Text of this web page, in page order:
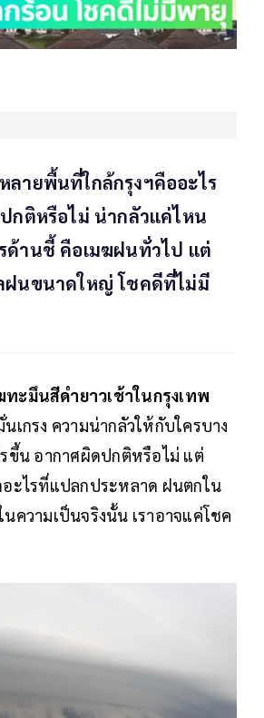
ลายพื้นที่ใกล้กรุงฯคืออะไร
กติหรือไม่ น่ากลัวแค่ไหน
ด้านชี้ คือเมฆฝนทั่วไป แต่
ฝนขนาดใหญ่ โชคดีที่ไม่มี
ะมึนสีดำยาวเช้าในกรุงเทพ
เกรง ความน่ากลัวให้กับใครบาง
ขึ้น อากาศผิดปกติหรือไม่ แต่
อะไรที่แปลกประหลาด ฝนตกใน
ความเป็นจริงนั้น เราอาจแค่โชค